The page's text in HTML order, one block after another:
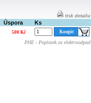
tisk detailu
Úspora
Ks
500 Kč
PHE - Poplatek za elektroodpad